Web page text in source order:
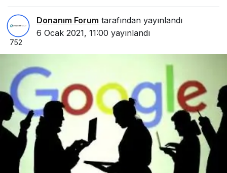
Sendika
Donanım Forum tarafından yayınlandı
6 Ocak 2021, 11:00 yayınlandı
752
Oluşturuyor